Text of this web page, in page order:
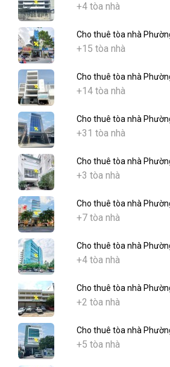
+4 tòa nhà
Cho thuê tòa nhà
+15 tòa nhà
Cho thuê tòa nhà
+14 tòa nhà
Cho thuê tòa nhà
+31 tòa nhà
Cho thuê tòa nhà
+3 tòa nhà
Cho thuê tòa nhà
+7 tòa nhà
Cho thuê tòa nhà
+4 tòa nhà
Cho thuê tòa nhà
+2 tòa nhà
Cho thuê tòa nhà
+5 tòa nhà